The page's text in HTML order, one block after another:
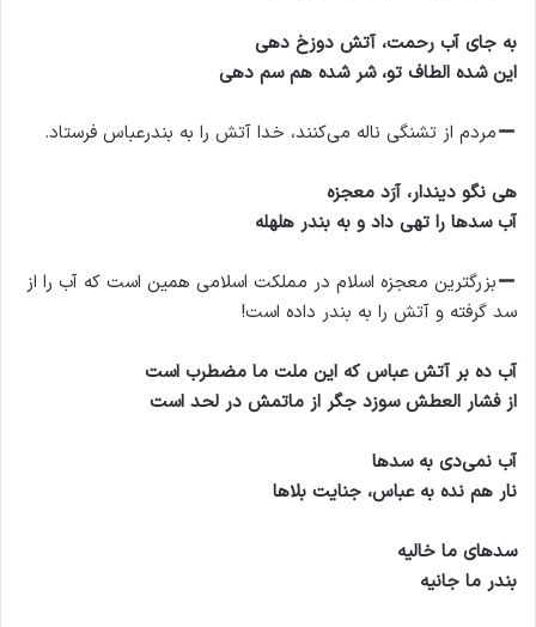
به جای آب رحمت، آتش دوزخ دهی
این شده الطاف تو، شر شده هم سم دهی
مردم از تشنگی ناله می‌کنند، خدا آتش را به بندرعباس فرستاد.
هی نگو دیندار، آرَد معجزه
آب سدها را تهی داد و به بندر هلهله
بزرگترین معجزه اسلام در مملکت اسلامی همین است که آب را از
سد گرفته و آتش را به بندر داده است!
آب ده بر آتش عباس که این ملت ما مضطرب است
از فشار العطش سوزد جگر از ماتمش در لحد است
آب نمی‌دی به سدها
نار هم نده به عباس، جنایت بلاها
سدهای ما خالیه
بندر ما جانیه